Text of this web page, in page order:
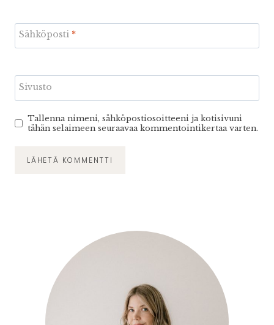
Sähköposti *
Sivusto
Tallenna nimeni, sähköpostiosoitteeni ja kotisivuni
tähän selaimeen seuraavaa kommentointikertaa varten.